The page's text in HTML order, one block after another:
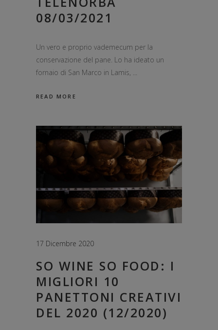
08/03/2021
Un vero e proprio vademecum per la
conservazione del pane. Lo ha ideato un
fornaio di San Marco in Lamis,
READ MORE
17 Dicembre 2020
SO WINE SO FOOD: I
MIGLIORI 10
PANETTONI CREATIVI
DEL 2020 (12/2020)